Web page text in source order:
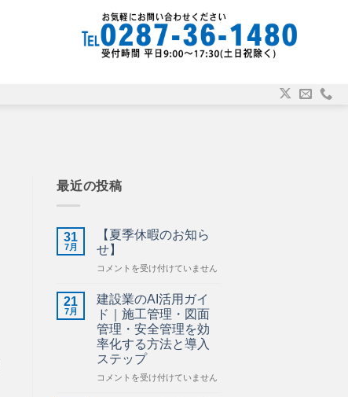
最近の投稿
31
7月
【夏季休暇のお知ら
せ】
【夏
休
暇
の
お
知
ら
せ】
コメントを受け付けていません
21
7月
建設業のAI活用ガイ
ド｜施工管理・図面
管理・安全管理を効
率化する方法と導入
ステップ
建
コメントを受け付けていません